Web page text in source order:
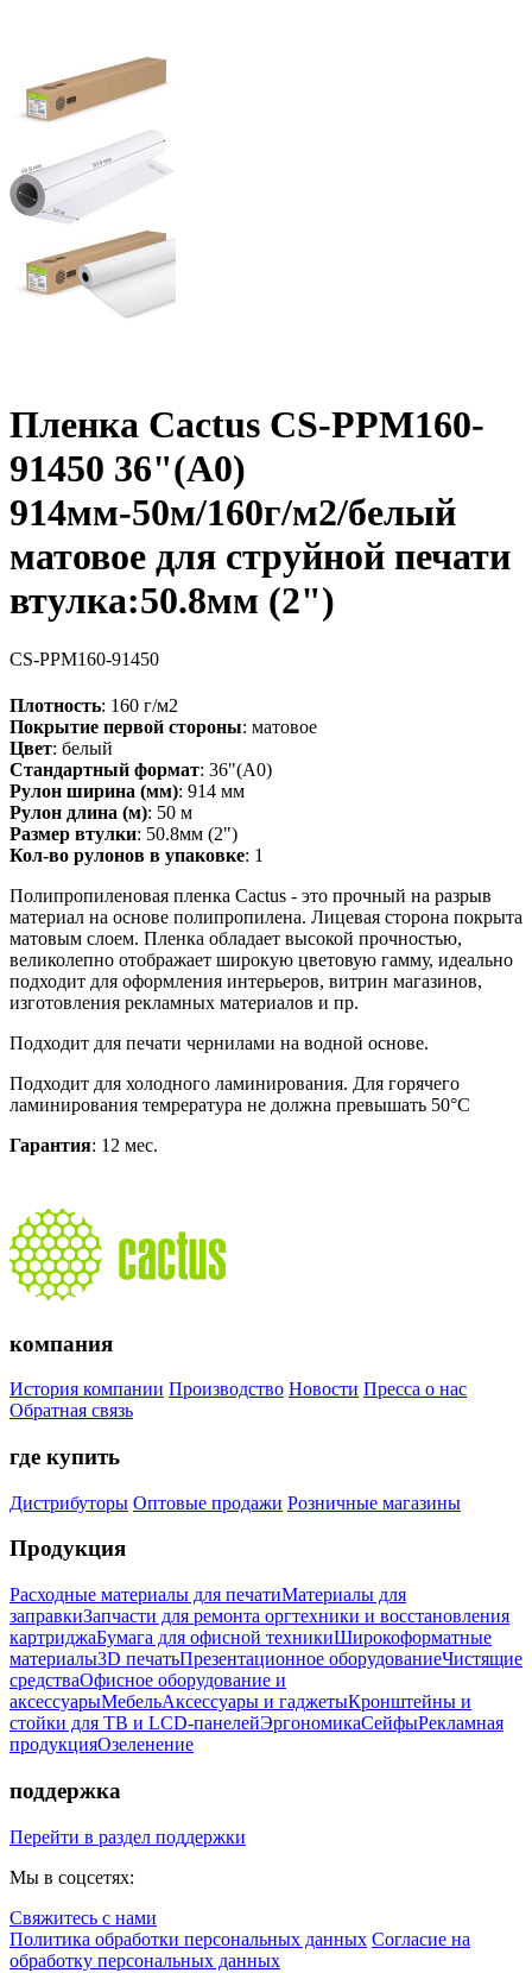
Пленка Cactus CS-PPM160-
91450 36"(A0)
914мм-50м/160г/м2/белый
матовое для струйной печати
втулка:50.8мм (2")
CS-PPM160-91450
Плотность: 160 г/м2
Покрытие первой стороны: матовое
Цвет: белый
Стандартный формат: 36"(A0)
Рулон ширина (мм): 914 мм
Рулон длина (м): 50 м
Размер втулки: 50.8мм (2")
Кол-во рулонов в упаковке: 1
Полипропиленовая пленка Cactus - это прочный на разрыв
материал на основе полипропилена. Лицевая сторона покрыта
матовым слоем. Пленка обладает высокой прочностью,
великолепно отображает широкую цветовую гамму, идеально
подходит для оформления интерьеров, витрин магазинов,
изготовления рекламных материалов и пр.
Подходит для печати чернилами на водной основе.
Подходит для холодного ламинирования. Для горячего
ламинирования темрература не должна превышать 50°C
Гарантия: 12 мес.
компания
История компании Производство Новости Пресса о нас
Обратная связь
где купить
Дистрибуторы Оптовые продажи Розничные магазины
Продукция
Расходные материалы для печатиМатериалы для
заправкиЗапчасти для ремонта оргтехники и восстановления
картриджаБумага для офисной техникиШирокоформатные
материалы3D печатьПрезентационное оборудованиеЧистящие
средстваОфисное оборудование и
аксессуарыМебельАксессуары и гаджетыКронштейны и
стойки для ТВ и LCD-панелейЭргономикаСейфыРекламная
продукцияОзеленение
поддержка
Перейти в раздел поддержки
Мы в соцсетях:
Свяжитесь с нами
Политика обработки персональных данных Согласие на
обработку персональных данных